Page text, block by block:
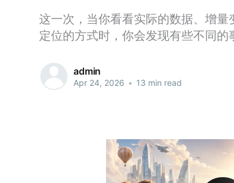
这一次，当你看看实际的数据、增
定位的方式时，你会发现有些不同的
admin
Apr 24, 2026 • 13 min read